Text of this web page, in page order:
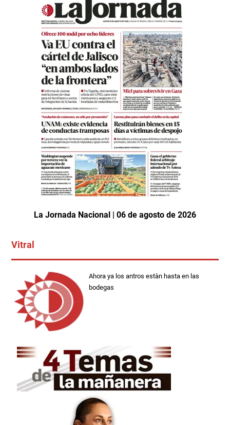
La Jornada Nacional | 06 de agosto de 2026
Vitral
Ahora ya los antros estàn hasta en las
bodegas